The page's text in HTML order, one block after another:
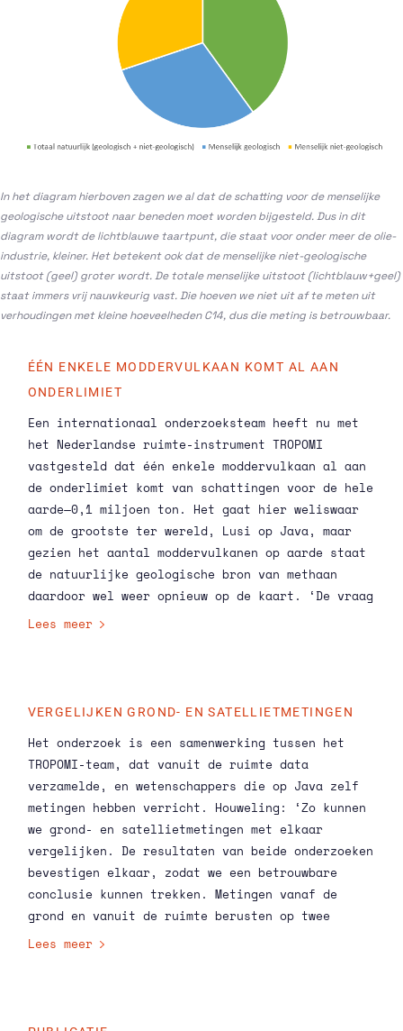
In het diagram hierboven zagen we al dat de schatting voor de menselijke
geologische uitstoot naar beneden moet worden bijgesteld. Dus in dit
diagram wordt de lichtblauwe taartpunt, die staat voor onder meer de olie-
industrie, kleiner. Het betekent ook dat de menselijke niet-geologische
uitstoot (geel) groter wordt. De totale menselijke uitstoot (lichtblauw+geel)
staat immers vrij nauwkeurig vast. Die hoeven we niet uit af te meten uit
verhoudingen met kleine hoeveelheden C14, dus die meting is betrouwbaar.
ÉÉN ENKELE MODDERVULKAAN KOMT AL AAN
ONDERLIMIET
Een internationaal onderzoeksteam heeft nu met
het Nederlandse ruimte-instrument TROPOMI
vastgesteld dat één enkele moddervulkaan al aan
de onderlimiet komt van schattingen voor de hele
aarde—0,1 miljoen ton. Het gaat hier weliswaar
om de grootste ter wereld, Lusi op Java, maar
gezien het aantal moddervulkanen op aarde staat
de natuurlijke geologische bron van methaan
daardoor wel weer opnieuw op de kaart. ‘De vraag
rijst of er iets mis kan zijn gegaan met de pre-
‘Afhankelijk van de uitkomst pakken de emissies
Omdat de totale menselijke methaanuitstoot vrij
nauwkeurig bekend is, heeft dit ook
consequenties voor de uitstoot die we toekennen
aan andere menselijke activiteiten zoals
rijstvelden, veehouderij en afvalverwerking.
Lees meer
VERGELIJKEN GROND- EN SATELLIETMETINGEN
Het onderzoek is een samenwerking tussen het
TROPOMI-team, dat vanuit de ruimte data
verzamelde, en wetenschappers die op Java zelf
metingen hebben verricht. Houweling: ‘Zo kunnen
we grond- en satellietmetingen met elkaar
vergelijken. De resultaten van beide onderzoeken
bevestigen elkaar, zodat we een betrouwbare
conclusie kunnen trekken. Metingen vanaf de
grond en vanuit de ruimte berusten op twee
volledig verschillende methodes, die binnen
Lees meer